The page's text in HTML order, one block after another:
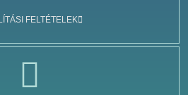
FELTÉTELEK